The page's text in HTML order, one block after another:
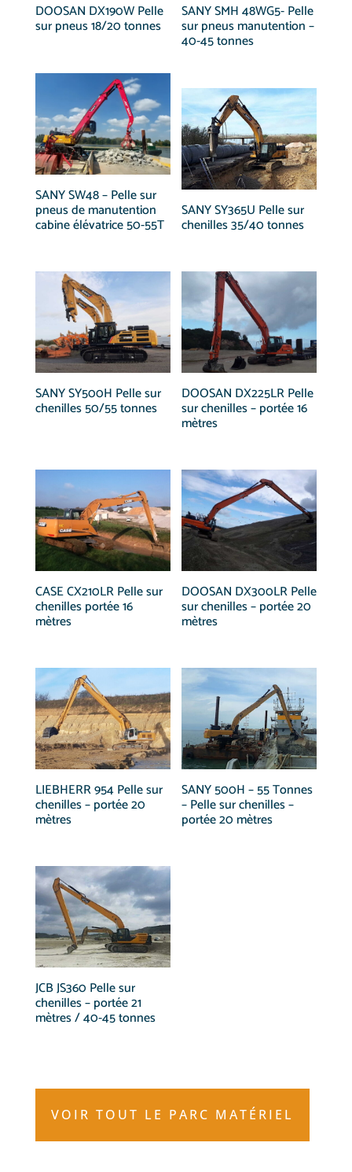
DOOSAN DX190W Pelle
sur pneus 18/20 tonnes
SANY SMH 48WG5- Pelle
sur pneus manutention –
40-45 tonnes
SANY SW48 – Pelle sur
pneus de manutention
cabine élévatrice 50-55T
SANY SY365U Pelle sur
chenilles 35/40 tonnes
SANY SY500H Pelle sur
chenilles 50/55 tonnes
DOOSAN DX225LR Pelle
sur chenilles – portée 16
mètres
CASE CX210LR Pelle sur
chenilles portée 16
mètres
DOOSAN DX300LR Pelle
sur chenilles – portée 20
mètres
LIEBHERR 954 Pelle sur
chenilles – portée 20
mètres
SANY 500H – 55 Tonnes
– Pelle sur chenilles –
portée 20 mètres
JCB JS360 Pelle sur
chenilles – portée 21
mètres / 40-45 tonnes
VOIR TOUT LE PARC MATÉRIEL